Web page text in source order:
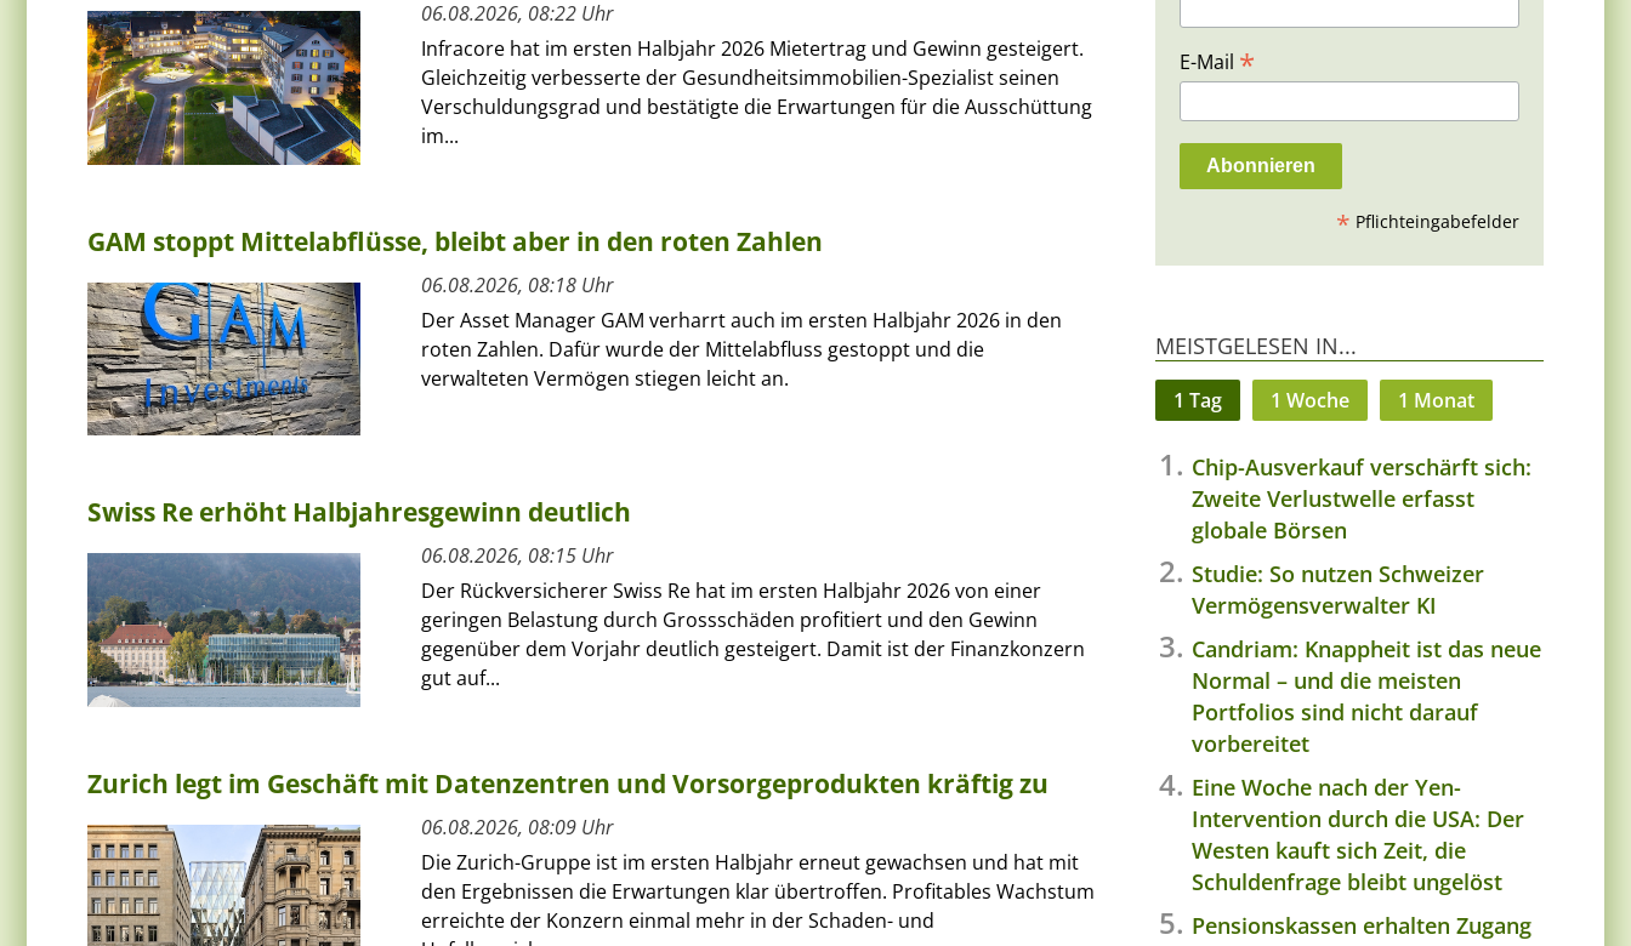
06.08.2026, 08:22 Uhr
Infracore hat im ersten Halbjahr 2026 Mietertrag und Gewinn gesteigert.
Gleichzeitig verbesserte der Gesundheitsimmobilien-Spezialist seinen
Verschuldungsgrad und bestätigte die Erwartungen für die Ausschüttung
im...
GAM stoppt Mittelabflüsse, bleibt aber in den roten Zahlen
06.08.2026, 08:18 Uhr
Der Asset Manager GAM verharrt auch im ersten Halbjahr 2026 in den
roten Zahlen. Dafür wurde der Mittelabfluss gestoppt und die
verwalteten Vermögen stiegen leicht an.
Swiss Re erhöht Halbjahresgewinn deutlich
06.08.2026, 08:15 Uhr
Der Rückversicherer Swiss Re hat im ersten Halbjahr 2026 von einer
geringen Belastung durch Grossschäden profitiert und den Gewinn
gegenüber dem Vorjahr deutlich gesteigert. Damit ist der Finanzkonzern
gut auf...
Zurich legt im Geschäft mit Datenzentren und Vorsorgeprodukten kräftig zu
06.08.2026, 08:09 Uhr
Die Zurich-Gruppe ist im ersten Halbjahr erneut gewachsen und hat mit
den Ergebnissen die Erwartungen klar übertroffen. Profitables Wachstum
erreichte der Konzern einmal mehr in der Schaden- und
E-Mail *
* Pflichteingabefelder
MEISTGELESEN IN...
1 Tag 1 Woche 1 Monat
Chip-Ausverkauf verschärft sich:
Zweite Verlustwelle erfasst
globale Börsen
Studie: So nutzen Schweizer
Vermögensverwalter KI
Candriam: Knappheit ist das neue
Normal – und die meisten
Portfolios sind nicht darauf
vorbereitet
Eine Woche nach der Yen-
Intervention durch die USA: Der
Westen kauft sich Zeit, die
Schuldenfrage bleibt ungelöst
Pensionskassen erhalten Zugang